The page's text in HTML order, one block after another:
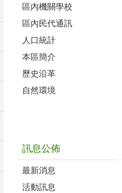
區內機關學校
區內民代通訊
人口統計
本區簡介
歷史沿革
自然環境
訊息公佈
最新消息
活動訊息